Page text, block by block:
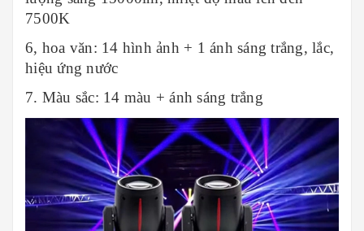
7500K
6, hoa văn: 14 hình ảnh + 1 ánh sáng trắng, lắc,
hiệu ứng nước
7. Màu sắc: 14 màu + ánh sáng trắng